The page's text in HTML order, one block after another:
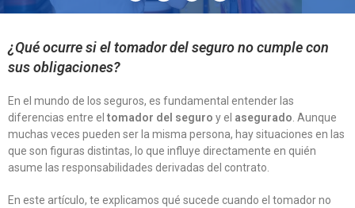
¿Qué ocurre si el tomador del seguro no cumple con
sus obligaciones?
En el mundo de los seguros, es fundamental entender las
diferencias entre el tomador del seguro y el asegurado. Aunque
muchas veces pueden ser la misma persona, hay situaciones en las
que son figuras distintas, lo que influye directamente en quién
asume las responsabilidades derivadas del contrato.
En este artículo, te explicamos qué sucede cuando el tomador no